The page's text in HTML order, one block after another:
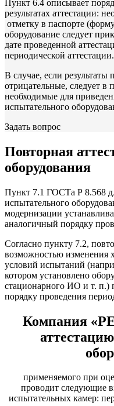
Пункт 6.4 описывает
результатах аттестации:
отметку в паспорте
оборудование следует
дате проведенной
периодической аттестации.
В случае, если результаты
отрицательные, следует в
необходимые для
испытательного
Задать вопрос
Повторная
оборудования
Пункт 7.1 ГОСТа Р 8.568
испытательного
модернизации
аналогичный порядку
Согласно пункту 7.2,
возможностью изменения
условий испытаний
котором установлено
стационарного ИО и т. п.)
порядку проведения
Компания
применяемого при
проводит следующие
испытательных камер: